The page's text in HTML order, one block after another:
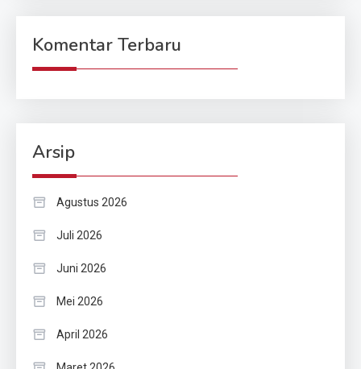
Komentar Terbaru
Arsip
Agustus 2026
Juli 2026
Juni 2026
Mei 2026
April 2026